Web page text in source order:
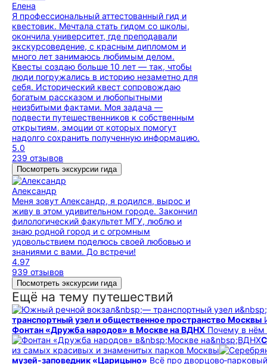
Елена
Я профессиональный аттестованный гид и
квестовик. Мечтала стать гидом со школы,
окончила университет, где преподавали
экскурсоведение, с красным дипломом и
много лет занимаюсь любимым делом.
Квесты создаю больше 10 лет — так, чтобы
люди погружались в историю незаметно для
себя. Исторический квест сопровождаю
богатым рассказом и любопытными
неизбитыми фактами. Моя задача —
подвести путешественников к собственным
открытиям, эмоции от которых помогут
надолго сохранить полученную информацию.
5.0
239 отзывов
Посмотреть экскурсии гида
Александр
Меня зовут Александр, я родился, вырос и
живу в этом удивительном городе. Закончил
филологический факультет МГУ, люблю и
знаю родной город и с огромным
удовольствием поделюсь своей любовью и
знаниями с вами. До встречи!
4.97
939 отзывов
Посмотреть экскурсии гида
Ещё на тему путешествий
транспортный узел и общественное пространство Москвы
Фонтан «Дружба народов» в Москве на ВДНХ Почему в нём
из самых красивых и знаменитых парков Москвы
музей‑заповедник «Царицыно» Всё про